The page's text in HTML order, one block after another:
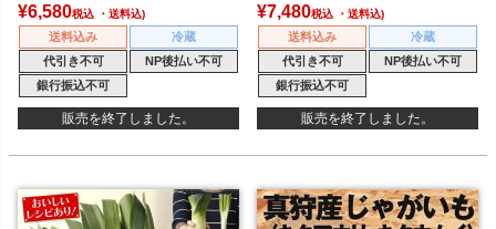
¥6,580税込
送料込み
冷蔵
代引き不可
NP後払い不可
銀行振込不可
販売を終了しました。
¥7,480税込
送料込み
冷蔵
代引き不可
NP後払い不可
銀行振込不可
販売を終了しました。